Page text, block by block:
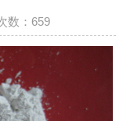
数： 659